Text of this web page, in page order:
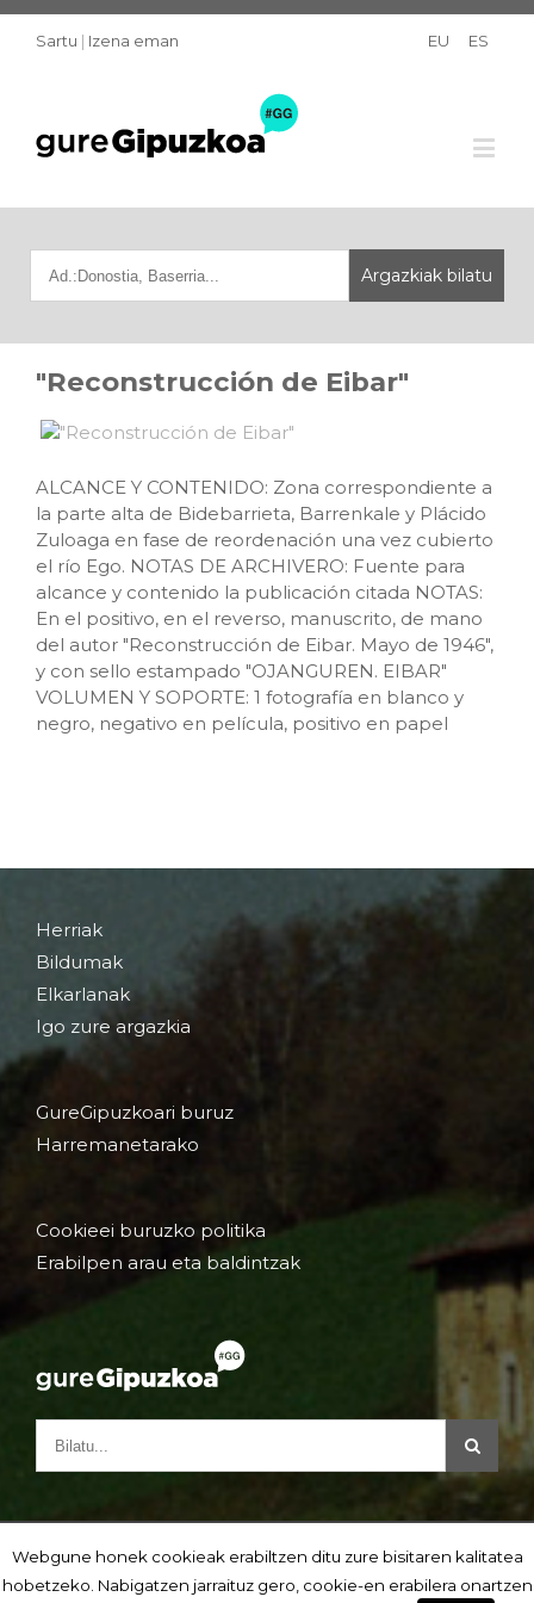
Sartu | Izena eman EU ES
"Reconstrucción de Eibar"
ALCANCE Y CONTENIDO: Zona correspondiente a
la parte alta de Bidebarrieta, Barrenkale y Plácido
Zuloaga en fase de reordenación una vez cubierto
el río Ego. NOTAS DE ARCHIVERO: Fuente para
alcance y contenido la publicación citada NOTAS:
En el positivo, en el reverso, manuscrito, de mano
del autor "Reconstrucción de Eibar. Mayo de 1946",
y con sello estampado "OJANGUREN. EIBAR"
VOLUMEN Y SOPORTE: 1 fotografía en blanco y
negro, negativo en película, positivo en papel
Herriak
Bildumak
Elkarlanak
Igo zure argazkia
GureGipuzkoari buruz
Harremanetarako
Cookieei buruzko politika
Erabilpen arau eta baldintzak
Webgune honek cookieak erabiltzen ditu zure bisitaren kalitatea
hobetzeko. Nabigatzen jarraituz gero, cookie-en erabilera onartzen